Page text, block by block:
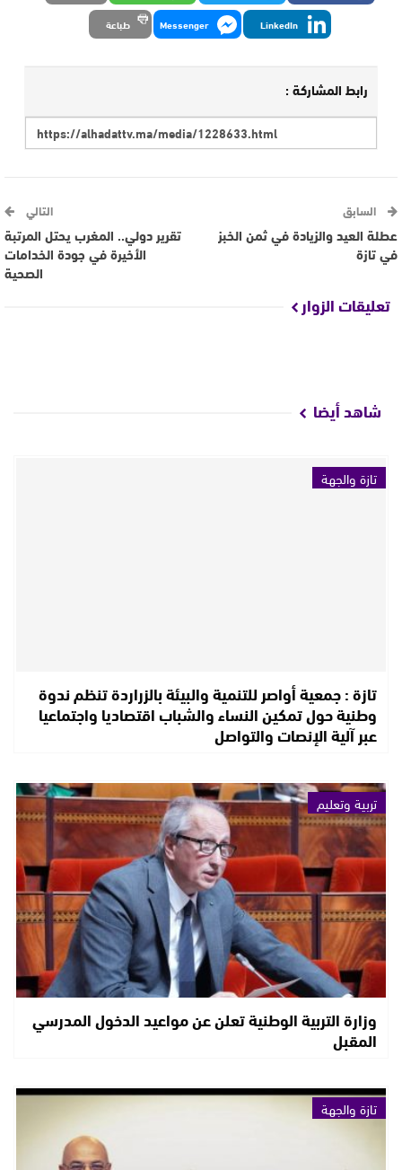
LinkedIn
Messenger طباعة
رابط المشاركة :
السابق
عطلة العيد والزيادة في ثمن الخبز
في تازة
التالي
تقرير دولي.. المغرب يحتل المرتبة
الأخيرة في جودة الخدامات
الصحية
تعليقات الزوار
شاهد أيضا
تازة والجهة
تازة : جمعية أواصر للتنمية والبيئة بالزراردة تنظم ندوة
وطنية حول تمكين النساء والشباب اقتصاديا واجتماعيا
عبر آلية الإنصات والتواصل
تربية وتعليم
وزارة التربية الوطنية تعلن عن مواعيد الدخول المدرسي
المقبل
تازة والجهة